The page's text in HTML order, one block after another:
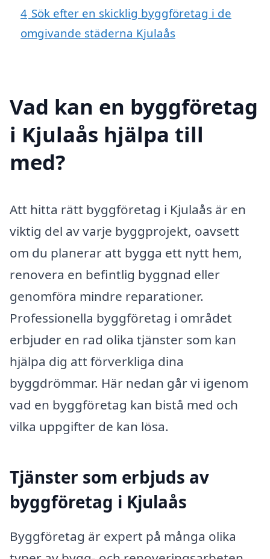
4 Sök efter en skicklig byggföretag i de
omgivande städerna Kjulaås
Vad kan en byggföretag
i Kjulaås hjälpa till
med?
Att hitta rätt byggföretag i Kjulaås är en
viktig del av varje byggprojekt, oavsett
om du planerar att bygga ett nytt hem,
renovera en befintlig byggnad eller
genomföra mindre reparationer.
Professionella byggföretag i området
erbjuder en rad olika tjänster som kan
hjälpa dig att förverkliga dina
byggdrömmar. Här nedan går vi igenom
vad en byggföretag kan bistå med och
vilka uppgifter de kan lösa.
Tjänster som erbjuds av
byggföretag i Kjulaås
Byggföretag är expert på många olika